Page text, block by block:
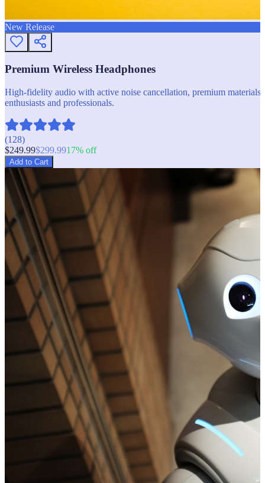
New Release
Premium Wireless Headphones
High-fidelity audio with active noise cancellation, premium
enthusiasts and professionals.
(128)
$249.99$299.9917% off
Add to Cart